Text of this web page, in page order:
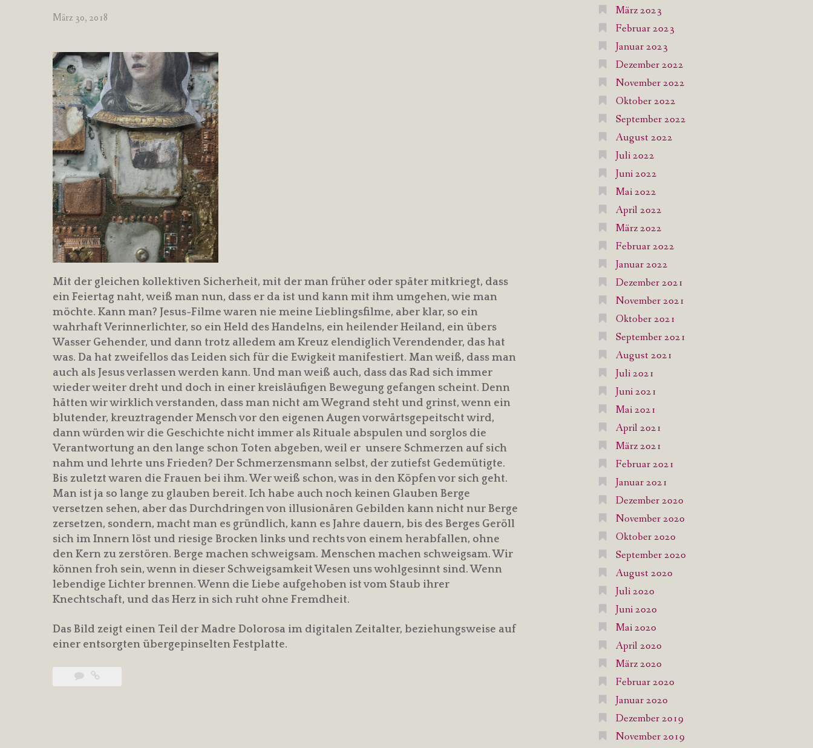
März 30, 2018
Mit der gleichen kollektiven Sicherheit, mit der man früher oder später mitkriegt, dass
ein Feiertag naht, weiß man nun, dass er da ist und kann mit ihm umgehen, wie man
möchte. Kann man? Jesus-Filme waren nie meine Lieblingsfilme, aber klar, so ein
wahrhaft Verinnerlichter, so ein Held des Handelns, ein heilender Heiland, ein übers
Wasser Gehender, und dann trotz alledem am Kreuz elendiglich Verendender, das hat
was. Da hat zweifellos das Leiden sich für die Ewigkeit manifestiert. Man weiß, dass man
auch als Jesus verlassen werden kann. Und man weiß auch, dass das Rad sich immer
wieder weiter dreht und doch in einer kreisläufigen Bewegung gefangen scheint. Denn
hätten wir wirklich verstanden, dass man nicht am Wegrand steht und grinst, wenn ein
blutender, kreuztragender Mensch vor den eigenen Augen vorwärtsgepeitscht wird,
dann würden wir die Geschichte nicht immer als Rituale abspulen und sorglos die
Verantwortung an den lange schon Toten abgeben, weil er unsere Schmerzen auf sich
nahm und lehrte uns Frieden? Der Schmerzensmann selbst, der zutiefst Gedemütigte.
Bis zuletzt waren die Frauen bei ihm. Wer weiß schon, was in den Köpfen vor sich geht.
Man ist ja so lange zu glauben bereit. Ich habe auch noch keinen Glauben Berge
versetzen sehen, aber das Durchdringen von illusionären Gebilden kann nicht nur Berge
zersetzen, sondern, macht man es gründlich, kann es Jahre dauern, bis des Berges Geröll
sich im Innern löst und riesige Brocken links und rechts von einem herabfallen, ohne
den Kern zu zerstören. Berge machen schweigsam. Menschen machen schweigsam. Wir
können froh sein, wenn in dieser Schweigsamkeit Wesen uns wohlgesinnt sind. Wenn
lebendige Lichter brennen. Wenn die Liebe aufgehoben ist vom Staub ihrer
Knechtschaft, und das Herz in sich ruht ohne Fremdheit.
Das Bild zeigt einen Teil der Madre Dolorosa im digitalen Zeitalter, beziehungsweise auf
einer entsorgten übergepinselten Festplatte.
März 2023
Februar 2023
Januar 2023
Dezember 2022
November 2022
Oktober 2022
September 2022
August 2022
Juli 2022
Juni 2022
Mai 2022
April 2022
März 2022
Februar 2022
Januar 2022
Dezember 2021
November 2021
Oktober 2021
September 2021
August 2021
Juli 2021
Juni 2021
Mai 2021
April 2021
März 2021
Februar 2021
Januar 2021
Dezember 2020
November 2020
Oktober 2020
September 2020
August 2020
Juli 2020
Juni 2020
Mai 2020
April 2020
März 2020
Februar 2020
Januar 2020
Dezember 2019
November 2019